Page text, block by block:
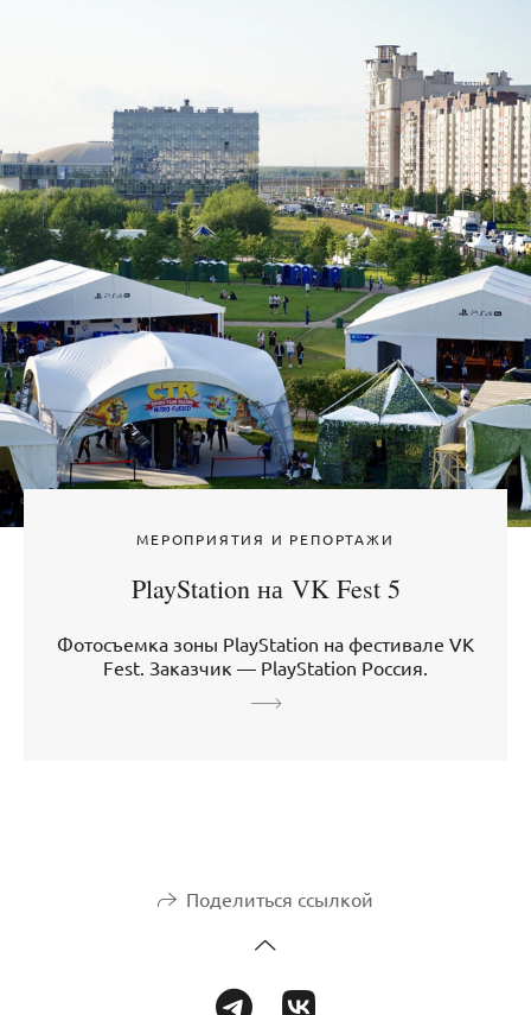
МЕРОПРИЯТИЯ И РЕПОРТАЖИ
PlayStation на VK Fest 5
Фотосъемка зоны PlayStation на фестивале VK
Fest. Заказчик — PlayStation Россия.
Поделиться ссылкой